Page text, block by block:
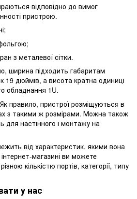
відповідно до вимог
пристрою.
з металевої сітки.
ширина підходить габаритам
19 дюймів, а висота кратна одиниці
обладнання 1U.
правило, пристрої розміщуються в
з такими ж розмірами. Можна також
для настінного і монтажу на
від характеристик, якими вона
магазині ви можете
кількістю портів, категорії, типу
у нас